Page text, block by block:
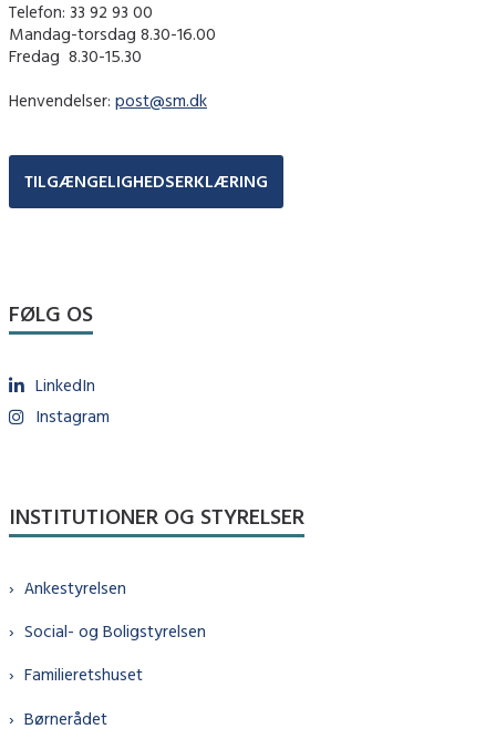
Telefon: 33 92 93 00
Mandag-torsdag 8.30-16.00
Fredag ​ 8.30-15.30
Henvendelser: post@sm.dk
TILGÆNGELIGHEDSERKLÆRING
FØLG OS
LinkedIn
Instagram
INSTITUTIONER OG STYRELSER
Ankestyrelsen
Social- og Boligstyrelsen
Familieretshuset
Børnerådet